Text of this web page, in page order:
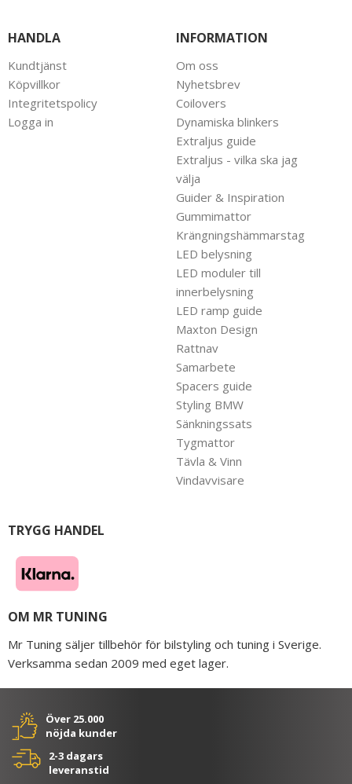
HANDLA
Kundtjänst
Köpvillkor
Integritetspolicy
Logga in
INFORMATION
Om oss
Nyhetsbrev
Coilovers
Dynamiska blinkers
Extraljus guide
Extraljus - vilka ska jag
välja
Guider & Inspiration
Gummimattor
Krängningshämmarstag
LED belysning
LED moduler till
innerbelysning
LED ramp guide
Maxton Design
Rattnav
Samarbete
Spacers guide
Styling BMW
Sänkningssats
Tygmattor
Tävla & Vinn
Vindavvisare
TRYGG HANDEL
OM MR TUNING
Mr Tuning säljer tillbehör för bilstyling och tuning i Sverige.
Verksamma sedan 2009 med eget lager.
Över 25.000
nöjda kunder
2-3 dagars
leveranstid